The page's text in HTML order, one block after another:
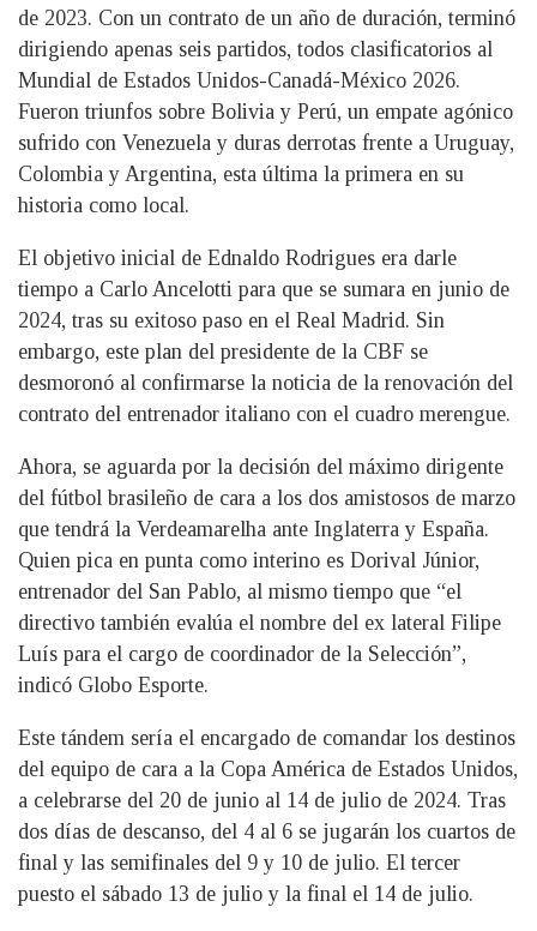
de 2023. Con un contrato de un año de duración, terminó
dirigiendo apenas seis partidos, todos clasificatorios al
Mundial de Estados Unidos-Canadá-México 2026.
Fueron triunfos sobre Bolivia y Perú, un empate agónico
sufrido con Venezuela y duras derrotas frente a Uruguay,
Colombia y Argentina, esta última la primera en su
historia como local.
El objetivo inicial de Ednaldo Rodrigues era darle
tiempo a Carlo Ancelotti para que se sumara en junio de
2024, tras su exitoso paso en el Real Madrid. Sin
embargo, este plan del presidente de la CBF se
desmoronó al confirmarse la noticia de la renovación del
contrato del entrenador italiano con el cuadro merengue.
Ahora, se aguarda por la decisión del máximo dirigente
del fútbol brasileño de cara a los dos amistosos de marzo
que tendrá la Verdeamarelha ante Inglaterra y España.
Quien pica en punta como interino es Dorival Júnior,
entrenador del San Pablo, al mismo tiempo que “el
directivo también evalúa el nombre del ex lateral Filipe
Luís para el cargo de coordinador de la Selección”,
indicó Globo Esporte.
Este tándem sería el encargado de comandar los destinos
del equipo de cara a la Copa América de Estados Unidos,
a celebrarse del 20 de junio al 14 de julio de 2024. Tras
dos días de descanso, del 4 al 6 se jugarán los cuartos de
final y las semifinales del 9 y 10 de julio. El tercer
puesto el sábado 13 de julio y la final el 14 de julio.